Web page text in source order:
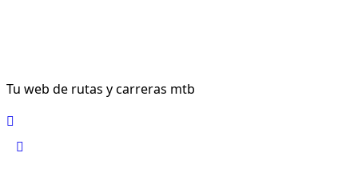
Tu web de rutas y carreras mtb